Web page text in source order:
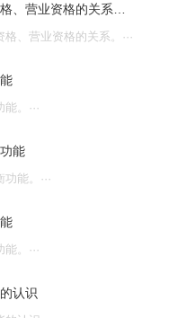
、营业资格的关系…
、营业资格的关系。···
。···
能
能。···
。···
认识